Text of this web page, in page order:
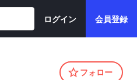
ログイン 会員登録
フォロー